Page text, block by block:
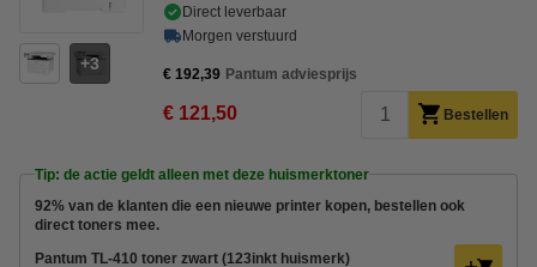
3
Direct leverbaar
Morgen verstuurd
€ 192,39 Pantum adviesprijs
€ 121,50 Bestellen
Tip: de actie geldt alleen met deze huismerktoner
92% van de klanten die een nieuwe printer kopen, bestellen ook
direct toners mee.
Pantum TL-410 toner zwart (123inkt huismerk)